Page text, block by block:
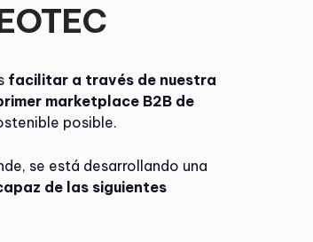
facilitar a través de nuestra
marketplace B2B de
posible.
se está desarrollando una
de las siguientes